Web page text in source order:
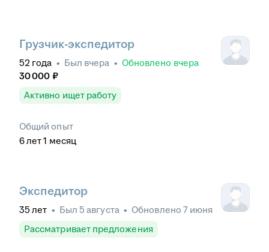
Грузчик-экспедитор
52 года • Был вчера • Обновлено вчера
30 000 ₽
Активно ищет работу
Общий опыт
6лет 1 месяц
Экспедитор
35 лет • Был 5 августа • Обновлено 7 июня
Рассматривает предложения